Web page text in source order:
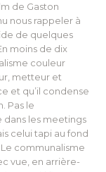
de Gaston
nous rappeler à
de quelques
moins de dix
couleur
metteur et
et qu’il condense
Pas le
dans les meetings
celui tapi au fond
Le communalisme
vue, en arrière-